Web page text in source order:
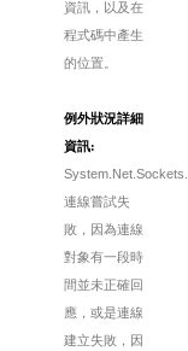
資訊，以及在
程式碼中產生
的位置。
例外狀況詳細
資訊:
連線嘗試失
敗，因為連線
對象有一段時
間並未正確回
應，或是連線
建立失敗，因